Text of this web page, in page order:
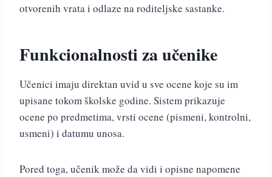
otvorenih vrata i odlaze na roditeljske sastanke.
Funkcionalnosti za učenike
Učenici imaju direktan uvid u sve ocene koje su im
upisane tokom školske godine. Sistem prikazuje
ocene po predmetima, vrsti ocene (pismeni, kontrolni,
usmeni) i datumu unosa.
Pored toga, učenik može da vidi i opisne napomene